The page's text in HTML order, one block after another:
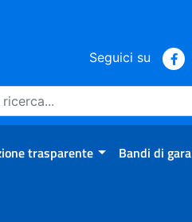
Seguici su
trasparente Bandi di gara